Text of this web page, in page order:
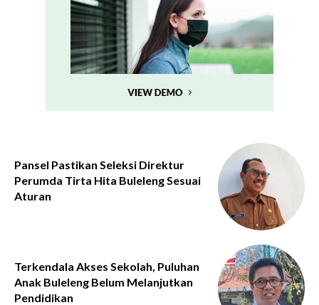
Pansel Pastikan Seleksi Direktur
Perumda Tirta Hita Buleleng Sesuai
Aturan
Terkendala Akses Sekolah, Puluhan
Anak Buleleng Belum Melanjutkan
Pendidikan